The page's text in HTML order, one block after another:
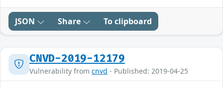
JSON Share To clipboard
CNVD-2019-12179
Vulnerability from cnvd - Published: 2019-04-25